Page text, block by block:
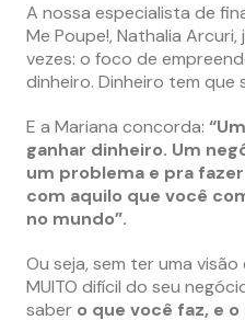
A nossa especialista de
Me Poupe!, Nathalia
vezes: o foco de
dinheiro. Dinheiro tem que
E a Mariana concorda:
ganhar dinheiro. Um
um problema e pra
com aquilo que você
no mundo”.
Ou seja, sem ter uma
MUITO difícil do seu
saber o que você faz, e